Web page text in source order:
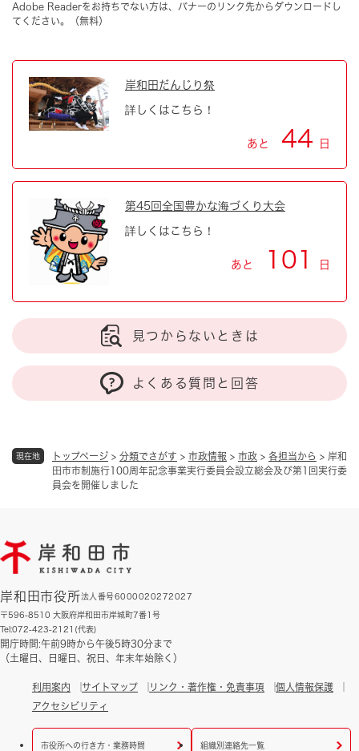
現在地 トップページ > 分類でさがす > 市政情報 > 市政 > 各担当から > 岸和
田市市制施行100周年記念事業実行委員会設立総会及び第1回実行委
員会を開催しました
Adobe Readerをお持ちでない方は、バナーのリンク先からダウンロードし
てください。（無料）
岸和田だんじり祭
詳しくはこちら！
あと 44 日
第45回全国豊かな海づくり大会
詳しくはこちら！
あと 101 日
見つからないときは
よくある質問と回答
岸和田市役所法人番号6000020272027
〒596-8510 大阪府岸和田市岸城町7番1号
Tel:072-423-2121(代表)
開庁時間:午前9時から午後5時30分まで
（土曜日、日曜日、祝日、年末年始除く）
利用案内 サイトマップ リンク・著作権・免責事項
個人情報保護
アクセシビリティ
市役所への行き方・業務時間 組織別連絡先一覧